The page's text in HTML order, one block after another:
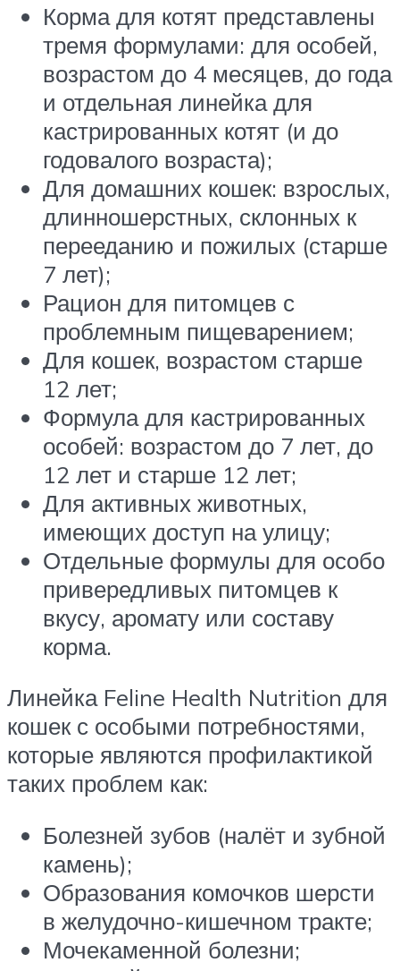
Корма для котят представлены
тремя формулами: для особей,
возрастом до 4 месяцев, до года
и отдельная линейка для
кастрированных котят (и до
годовалого возраста);
Для домашних кошек: взрослых,
длинношерстных, склонных к
перееданию и пожилых (старше
7 лет);
Рацион для питомцев с
проблемным пищеварением;
Для кошек, возрастом старше
12 лет;
Формула для кастрированных
особей: возрастом до 7 лет, до
12 лет и старше 12 лет;
Для активных животных,
имеющих доступ на улицу;
Отдельные формулы для особо
привередливых питомцев к
вкусу, аромату или составу
корма.
Линейка Feline Health Nutrition для
кошек с особыми потребностями,
которые являются профилактикой
таких проблем как:
Болезней зубов (налёт и зубной
камень);
Образования комочков шерсти
в желудочно-кишечном тракте;
Мочекаменной болезни;